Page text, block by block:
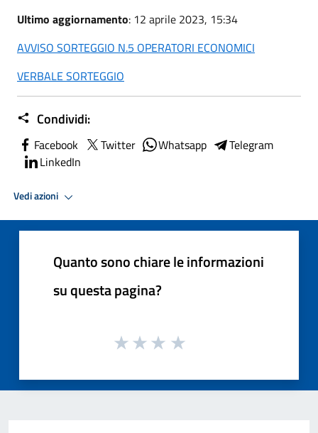
Ultimo aggiornamento: 12 aprile 2023, 15:34
AVVISO SORTEGGIO N.5 OPERATORI ECONOMICI
VERBALE SORTEGGIO
Condividi:
Facebook Twitter Whatsapp
Telegram
LinkedIn
Vedi azioni
Quanto sono chiare le informazioni
su questa pagina?